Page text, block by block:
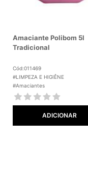
Amaciante Polibom 5l
Tradicional
Cód:011469
#LIMPEZA E HIGIÊNE
#Amaciantes
ADICIONAR